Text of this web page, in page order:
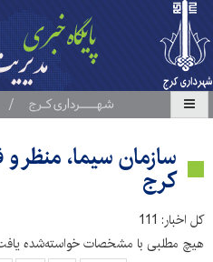
سازمان سیما، منظر
کرج
کل اخبار: 111
هیچ مطلبی با مشخصات خواسته‌شده